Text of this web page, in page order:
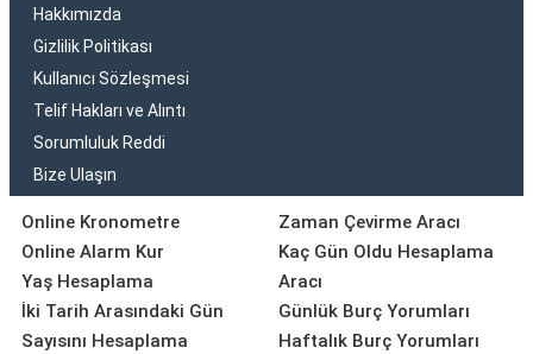
Hakkımızda
Gizlilik Politikası
Kullanıcı Sözleşmesi
Telif Hakları ve Alıntı
Sorumluluk Reddi
Bize Ulaşın
Online Kronometre
Online Alarm Kur
Yaş Hesaplama
İki Tarih Arasındaki Gün
Sayısını Hesaplama
Zaman Çevirme Aracı
Kaç Gün Oldu Hesaplama
Aracı
Günlük Burç Yorumları
Haftalık Burç Yorumları